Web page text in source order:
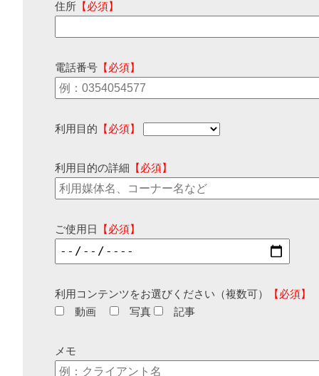
住所 【必須】
電話番号 【必須】
利用目的 【必須】
利用目的の詳細 【必須】
ご使用日 【必須】
利用コンテンツをお選びください（複数可）
【必須】
動画
写真 記事
メモ